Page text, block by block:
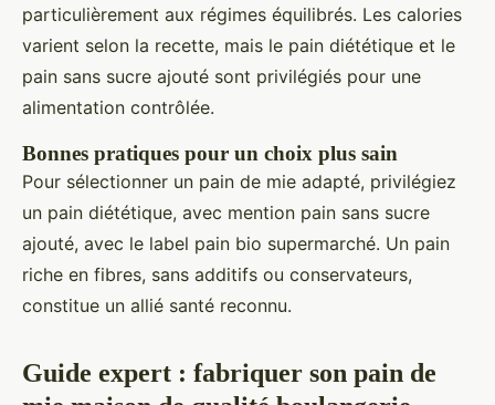
particulièrement aux régimes équilibrés. Les calories
varient selon la recette, mais le pain diététique et le
pain sans sucre ajouté sont privilégiés pour une
alimentation contrôlée.
Bonnes pratiques pour un choix plus sain
Pour sélectionner un pain de mie adapté, privilégiez
un pain diététique, avec mention pain sans sucre
ajouté, avec le label pain bio supermarché. Un pain
riche en fibres, sans additifs ou conservateurs,
constitue un allié santé reconnu.
Guide expert : fabriquer son pain de